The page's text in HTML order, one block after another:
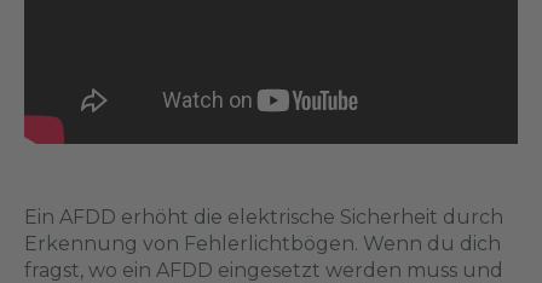
Ein AFDD erhöht die elektrische Sicherheit durch
Erkennung von Fehlerlichtbögen. Wenn du dich
fragst, wo ein AFDD eingesetzt werden muss und